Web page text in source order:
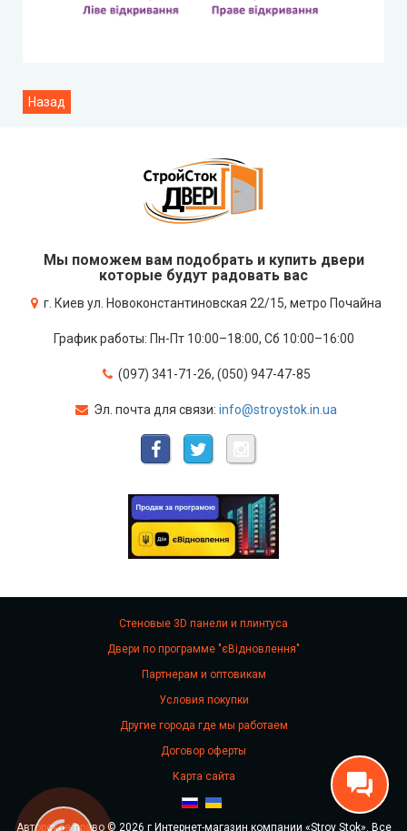
Мы поможем вам подобрать и купить двери
которые будут радовать вас
г. Киев ул. Новоконстантиновская 22/15, метро Почайна
График работы: Пн-Пт 10:00–18:00, Сб 10:00–16:00
(097) 341-71-26, (050) 947-47-85
Эл. почта для связи: info@stroystok.in.ua
Стеновые 3D панели и плинтуса
Двери по программе "єВідновлення"
Партнерам и оптовикам
Условия покупки
Другие города где мы работаем
Договор оферты
Карта сайта
Авторское право © 2026 г Интернет-магазин компании «Stroy Stok». Все